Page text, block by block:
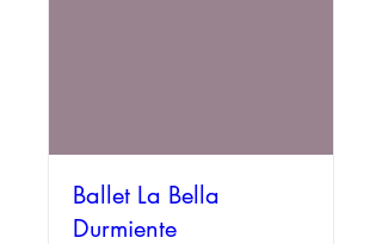
Ballet La Bella
Durmiente